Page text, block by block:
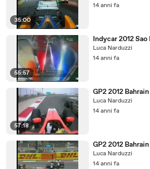
35:00
14 anni fa
55:57
Indycar 2012
Luca Narduzzi
14 anni fa
57:18
GP2 2012
Luca Narduzzi
14 anni fa
GP2 2012
Luca Narduzzi
14 anni fa